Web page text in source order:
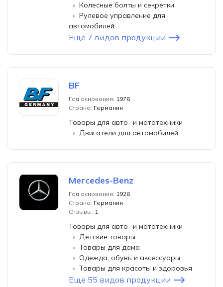
Колесные болты и секретки
Рулевое управление для
автомобилей
Еще 7 видов продукции
BF
Год основания: 1976
Страна: Германия
Товары для авто- и мототехники
Двигатели для автомобилей
Mercedes-Benz
Год основания: 1926
Страна: Германия
Отзывы: 1
Товары для авто- и мототехники
Детские товары
Товары для дома
Одежда, обувь и аксессуары
Товары для красоты и здоровья
Еще 55 видов продукции